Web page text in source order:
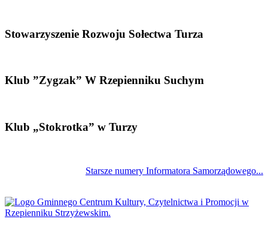
Stowarzyszenie Rozwoju Sołectwa Turza
Klub ”Zygzak” W Rzepienniku Suchym
Klub „Stokrotka” w Turzy
Starsze numery Informatora Samorządowego...